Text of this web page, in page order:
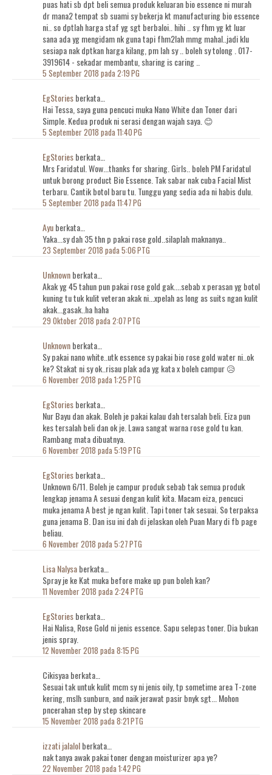
puas hati sb dpt beli semua produk keluaran bio essence ni murah
dr mana2 tempat sb suami sy bekerja kt manufacturing bio essence
ni.. so dptlah harga staf yg sgt berbaloi.. hihi .. sy fhm yg kt luar
sana ada yg mengidam nk guna tapi fhm2lah mmg mahal..jadi klu
sesiapa nak dptkan harga kilang, pm lah sy .. boleh sy tolong . 017-
3919614 - sekadar membantu, sharing is caring ..
5 September 2018 pada 2:19 PG
EgStoriesberkata…
Hai Tessa, saya guna pencuci muka Nano White dan Toner dari
Simple. Kedua produk ni serasi dengan wajah saya. 😊
5 September 2018 pada 11:40 PG
EgStoriesberkata…
Mrs Faridatul. Wow...thanks for sharing. Girls.. boleh PM Faridatul
untuk borong product Bio Essence. Tak sabar nak cuba Facial Mist
terbaru. Cantik botol baru tu. Tunggu yang sedia ada ni habis dulu.
5 September 2018 pada 11:47 PG
Ayuberkata…
Yaka...sy dah 35 thn p pakai rose gold..silaplah maknanya..
23 September 2018 pada 5:06 PTG
Unknownberkata…
Akak yg 45 tahun pun pakai rose gold gak....sebab x perasan yg botol
kuning tu tuk kulit veteran akak ni...xpelah as long as suits ngan kulit
akak...gasak..ha haha
29 Oktober 2018 pada 2:07 PTG
Unknownberkata…
Sy pakai nano white..utk essence sy pakai bio rose gold water ni..ok
ke? Stakat ni sy ok..risau plak ada yg kata x boleh campur 😥
6 November 2018 pada 1:25 PTG
EgStoriesberkata…
Nur Bayu dan akak. Boleh je pakai kalau dah tersalah beli. Eiza pun
kes tersalah beli dan ok je. Lawa sangat warna rose gold tu kan.
Rambang mata dibuatnya.
6 November 2018 pada 5:19 PTG
EgStoriesberkata…
Unknown 6/11. Boleh je campur produk sebab tak semua produk
lengkap jenama A sesuai dengan kulit kita. Macam eiza, pencuci
muka jenama A best je ngan kulit. Tapi toner tak sesuai. So terpaksa
guna jenama B. Dan isu ini dah di jelaskan oleh Puan Mary di fb page
beliau.
6 November 2018 pada 5:27 PTG
Lisa Nalysaberkata…
Spray je ke Kat muka before make up pun boleh kan?
11 November 2018 pada 2:24 PTG
EgStoriesberkata…
Hai Nalisa, Rose Gold ni jenis essence. Sapu selepas toner. Dia bukan
jenis spray.
12 November 2018 pada 8:15 PG
Cikisyaa berkata…
Sesuai tak untuk kulit mcm sy ni jenis oily, tp sometime area T-zone
kering, mslh sunburn, and naik jerawat pasir bnyk sgt... Mohon
pncerahan step by step skincare
15 November 2018 pada 8:21 PTG
izzati jalalolberkata…
nak tanya awak pakai toner dengan moisturizer apa ye?
22 November 2018 pada 1:42 PG